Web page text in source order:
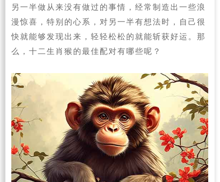
另一半做从来没有做过的事情，经常制造出一些浪
漫惊喜，特别的心系，对另一半有想法时，自己很
快就能够发现出来，轻轻松松的就能斩获好运。那
么，十二生肖猴的最佳配对有哪些呢？